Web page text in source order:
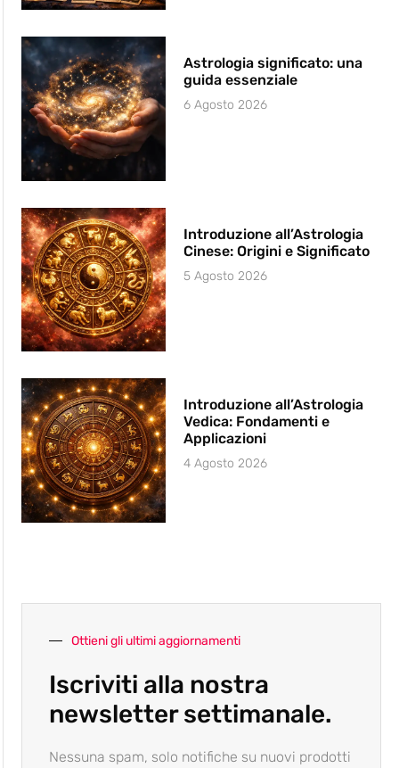
Astrologia significato: una
guida essenziale
6 Agosto 2026
Introduzione all’Astrologia
Cinese: Origini e Significato
5 Agosto 2026
Introduzione all’Astrologia
Vedica: Fondamenti e
Applicazioni
4 Agosto 2026
Ottieni gli ultimi aggiornamenti
Iscriviti alla nostra
newsletter settimanale.
Nessuna spam, solo notifiche su nuovi prodotti